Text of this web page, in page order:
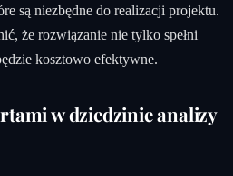
są niezbędne do realizacji projektu.
że rozwiązanie nie tylko spełni
kosztowo efektywne.
w dziedzinie analizy